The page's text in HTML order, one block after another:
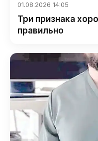
01.08.2026 14:05
Три признака
правильно